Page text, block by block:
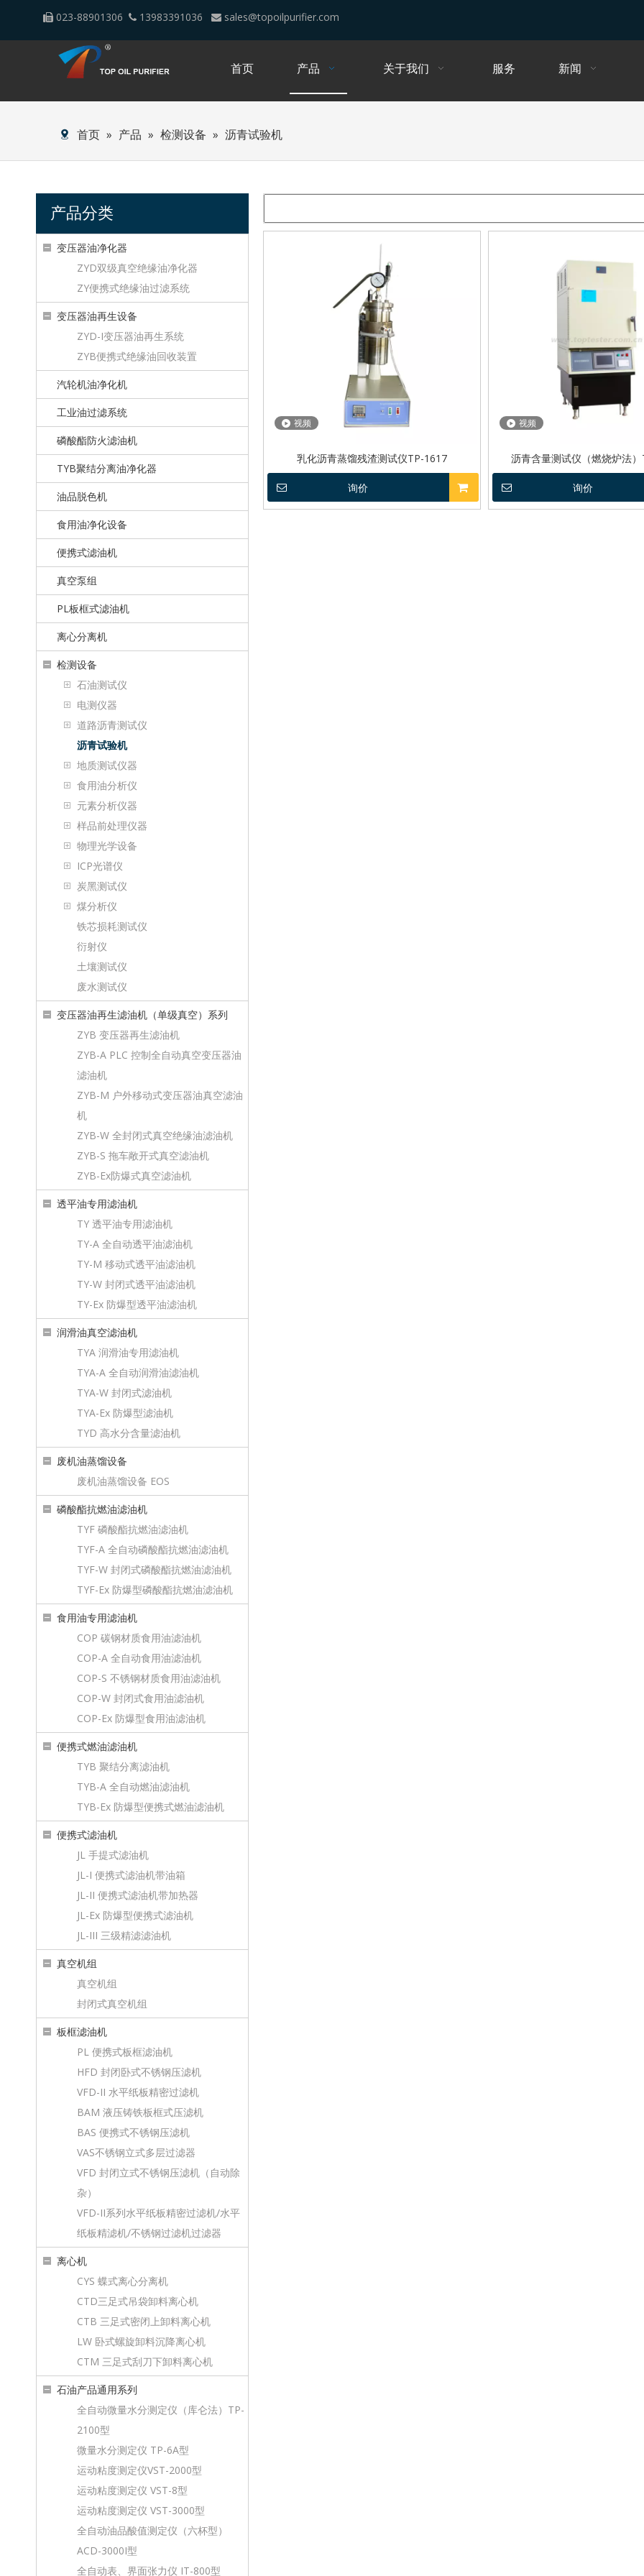
 023-88901306  13983391036  sales@topoilpurifier.com
首页 产品 关于我们 服务 新闻
首页 » 产品 » 检测设备 » 沥青试验机
产品分类
变压器油净化器
ZYD双级真空绝缘油净化器
ZY便携式绝缘油过滤系统
变压器油再生设备
ZYD-I变压器油再生系统
ZYB便携式绝缘油回收装置
汽轮机油净化机
工业油过滤系统
磷酸酯防火滤油机
TYB聚结分离油净化器
油品脱色机
食用油净化设备
便携式滤油机
真空泵组
PL板框式滤油机
离心分离机
检测设备
石油测试仪
电测仪器
道路沥青测试仪
沥青试验机
地质测试仪器
食用油分析仪
元素分析仪器
样品前处理仪器
物理光学设备
ICP光谱仪
炭黑测试仪
煤分析仪
铁芯损耗测试仪
衍射仪
土壤测试仪
废水测试仪
变压器油再生滤油机（单级真空）系列
ZYB 变压器再生滤油机
ZYB-A PLC 控制全自动真空变压器油
滤油机
ZYB-M 户外移动式变压器油真空滤油
机
ZYB-W 全封闭式真空绝缘油滤油机
ZYB-S 拖车敞开式真空滤油机
ZYB-Ex防爆式真空滤油机
透平油专用滤油机
TY 透平油专用滤油机
TY-A 全自动透平油滤油机
TY-M 移动式透平油滤油机
TY-W 封闭式透平油滤油机
TY-Ex 防爆型透平油滤油机
润滑油真空滤油机
TYA 润滑油专用滤油机
TYA-A 全自动润滑油滤油机
TYA-W 封闭式滤油机
TYA-Ex 防爆型滤油机
TYD 高水分含量滤油机
废机油蒸馏设备
废机油蒸馏设备 EOS
磷酸酯抗燃油滤油机
TYF 磷酸酯抗燃油滤油机
TYF-A 全自动磷酸酯抗燃油滤油机
TYF-W 封闭式磷酸酯抗燃油滤油机
TYF-Ex 防爆型磷酸酯抗燃油滤油机
食用油专用滤油机
COP 碳钢材质食用油滤油机
COP-A 全自动食用油滤油机
COP-S 不锈钢材质食用油滤油机
COP-W 封闭式食用油滤油机
COP-Ex 防爆型食用油滤油机
便携式燃油滤油机
TYB 聚结分离滤油机
TYB-A 全自动燃油滤油机
TYB-Ex 防爆型便携式燃油滤油机
便携式滤油机
JL 手提式滤油机
JL-I 便携式滤油机带油箱
JL-II 便携式滤油机带加热器
JL-Ex 防爆型便携式滤油机
JL-III 三级精滤滤油机
真空机组
真空机组
封闭式真空机组
板框滤油机
PL 便携式板框滤油机
HFD 封闭卧式不锈钢压滤机
VFD-II 水平纸板精密过滤机
BAM 液压铸铁板框式压滤机
BAS 便携式不锈钢压滤机
VAS不锈钢立式多层过滤器
VFD 封闭立式不锈钢压滤机（自动除
杂）
VFD-II系列水平纸板精密过滤机/水平
纸板精滤机/不锈钢过滤机过滤器
离心机
CYS 蝶式离心分离机
CTD三足式吊袋卸料离心机
CTB 三足式密闭上卸料离心机
LW 卧式螺旋卸料沉降离心机
CTM 三足式刮刀下卸料离心机
石油产品通用系列
全自动微量水分测定仪（库仑法）TP-
2100型
微量水分测定仪 TP-6A型
运动粘度测定仪VST-2000型
运动粘度测定仪 VST-8型
运动粘度测定仪 VST-3000型
全自动油品酸值测定仪（六杯型）
ACD-3000I型
全自动表、界面张力仪 IT-800型
视频
乳化沥青蒸馏残渣测试仪TP-1617
询价
视频
沥青含量测试仪（燃烧炉法
询价